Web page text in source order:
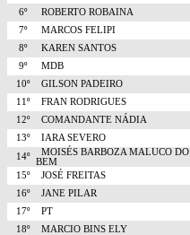
6º
ROBERTO ROBAINA
7º
MARCOS FELIPI
8º
KAREN SANTOS
9º
MDB
10º
GILSON PADEIRO
11º
FRAN RODRIGUES
12º
COMANDANTE NÁDIA
13º
IARA SEVERO
14º
MOISÉS BARBOZA MALUCO DO
BEM
15º
JOSÉ FREITAS
16º
JANE PILAR
17º
PT
18º
MARCIO BINS ELY